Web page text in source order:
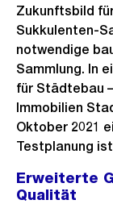
Zukunftsbild
Sukkulenten-
notwendige
Sammlung. In
für Städtebau
Immobilien
Oktober 2021
Testplanung
Erweiterte
Qualität